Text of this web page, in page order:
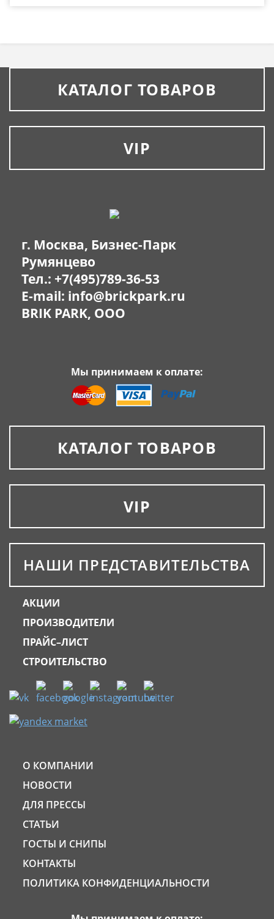
КАТАЛОГ ТОВАРОВ
VIP
г. Москва, Бизнес-Парк
Румянцево
Тел.: +7(495)789-36-53
E-mail: info@brickpark.ru
BRIK PARK, OOO
Мы принимаем к оплате:
КАТАЛОГ ТОВАРОВ
VIP
НАШИ ПРЕДСТАВИТЕЛЬСТВА
АКЦИИ
ПРОИЗВОДИТЕЛИ
ПРАЙС–ЛИСТ
СТРОИТЕЛЬСТВО
О КОМПАНИИ
НОВОСТИ
ДЛЯ ПРЕССЫ
СТАТЬИ
ГОСТЫ И СНИПЫ
КОНТАКТЫ
ПОЛИТИКА КОНФИДЕНЦИАЛЬНОСТИ